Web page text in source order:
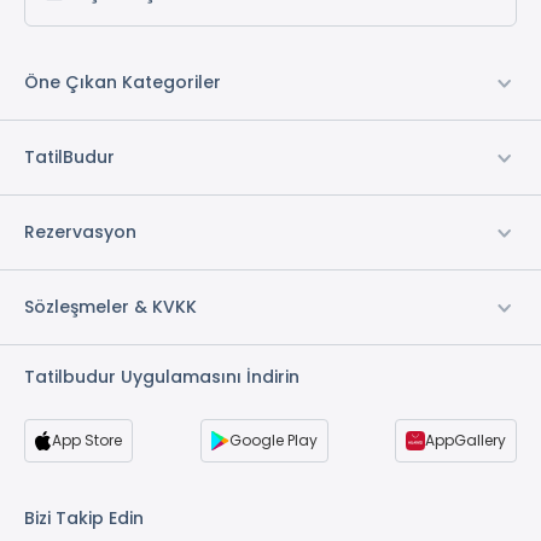
Öne Çıkan Kategoriler
TatilBudur
Rezervasyon
Sözleşmeler & KVKK
Tatilbudur Uygulamasını İndirin
App Store Google Play AppGallery
Bizi Takip Edin